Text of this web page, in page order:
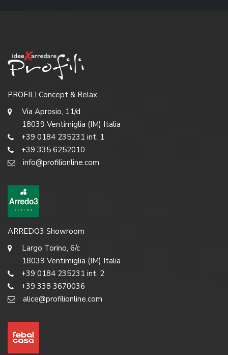
PROFILI Concept & Relax
Via Aprosio, 11/d
18039 Ventimiglia (IM) Italia
+39 0184 235231 int. 1
+39 335 6252010
info@profilionline.com
ARREDO3 Showroom
Largo Torino, 6/c
18039 Ventimiglia (IM) Italia
+39 0184 235231 int. 2
+39 338 3670036
alice@profilionline.com